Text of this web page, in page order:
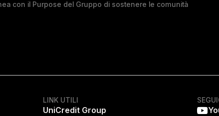
con il Purpose del Gruppo di sostenere le comunità
LINK UTILI
UniCredit Group